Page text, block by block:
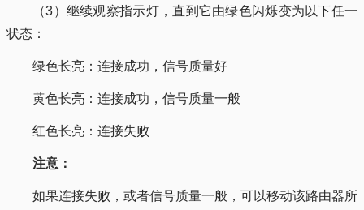
（3）继续观察指⽰灯，直到它由绿⾊闪烁变为以下任⼀
状态：
绿⾊⻓亮：连接成功，信号质量好
⻩⾊⻓亮：连接成功，信号质量⼀般
红⾊⻓亮：连接失败
注意：
如果连接失败，或者信号质量一般，可以移动该路由器所